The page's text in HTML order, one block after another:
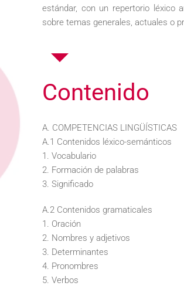
estándar, con un repertorio léxico
sobre temas generales, actuales o
Contenido
A. COMPETENCIAS LINGÜÍSTICAS
A.1 Contenidos léxico-semánticos
1. Vocabulario
2. Formación de palabras
3. Significado
A.2 Contenidos gramaticales
1. Oración
2. Nombres y adjetivos
3. Determinantes
4. Pronombres
5. Verbos